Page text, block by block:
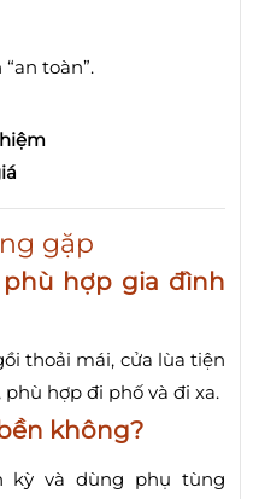
toàn”.
gặp
phù hợp gia đình
thoải mái, cửa lùa tiện
hợp đi phố và đi xa.
không?
kỳ và dùng phụ tùng